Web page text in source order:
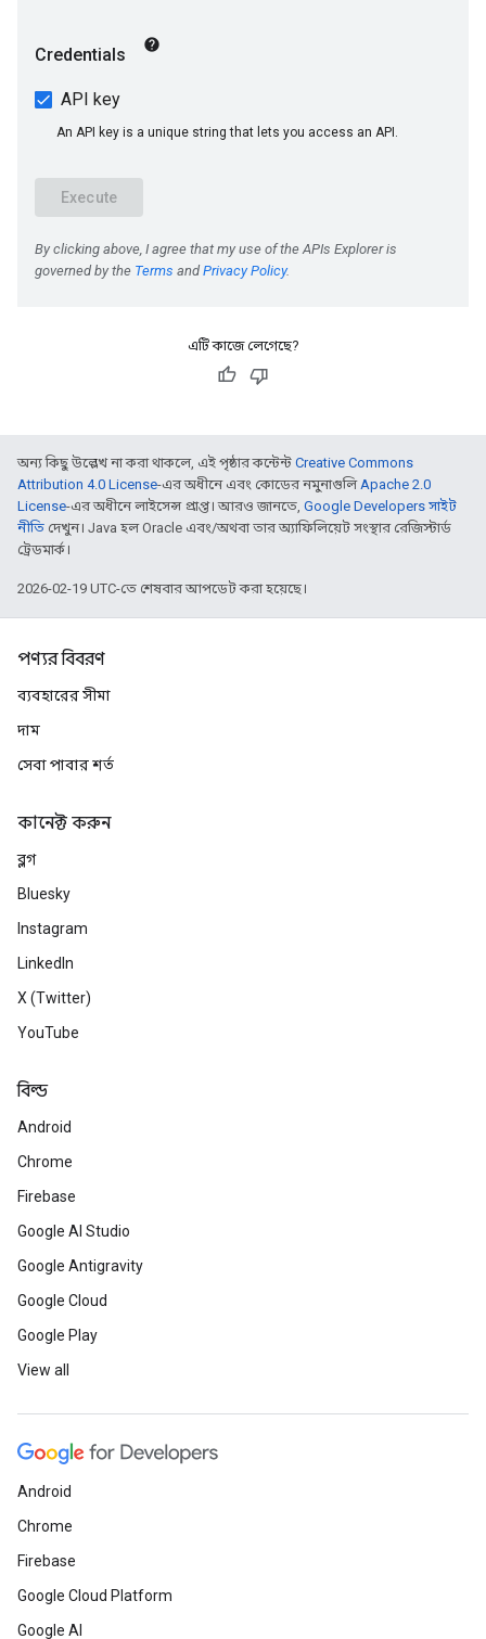
এটি কাজে লেগেছে?
অন্য কিছু উল্লেখ না করা থাকলে, এই পৃষ্ঠার কন্টেন্ট Creative Commons
Attribution 4.0 License-এর অধীনে এবং কোডের নমুনাগুলিApache 2.0
License-এর অধীনে লাইসেন্স প্রাপ্ত। আরও জানতে, Google Developers সাইট
নীতি দেখুন। Java হল Oracle এবং/অথবা তার অ্যাফিলিয়েট সংস্থার রেজিস্টার্ড
ট্রেডমার্ক।
2026-02-19 UTC-তে শেষবার আপডেট করা হয়েছে।
পণ্যর বিবরণ
ব্যবহারের সীমা
দাম
সেবা পাবার শর্ত
কানেক্ট করুন
ব্লগ
Bluesky
Instagram
LinkedIn
X (Twitter)
YouTube
বিল্ড
Android
Chrome
Firebase
Google AI Studio
Google Antigravity
Google Cloud
Google Play
View all
Android
Chrome
Firebase
Google Cloud Platform
Google AI